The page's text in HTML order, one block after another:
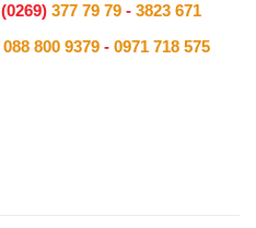
(0269)377 79 79 -3823 671
088 800 9379 -0971 718 575